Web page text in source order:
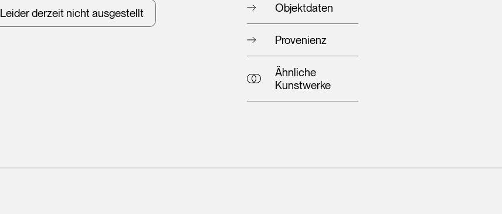
Leider derzeit nicht ausgestellt Objektdaten
Provenienz
Ähnliche
Kunstwerke